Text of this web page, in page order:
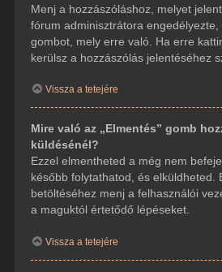
Menj a hozzászóláshoz, melyet
fórum adminisztrátora
gombot, mely erre való. Ha erre
kerülsz a hozzászólás jelentéséhez
Vissza a tetejére
Mire való az „Elmentés” gomb
küldésénél?
Ezzel elmentheted a még nem
később folytathatod, és elküldheted.
betöltéséhez menj a felhasználói
a maguktól értetődő lépéseket.
Vissza a tetejére